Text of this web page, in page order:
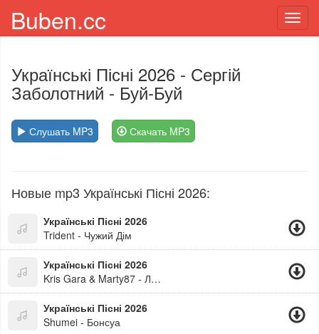
Buben.cc
Українські Пісні 2026 - Сергій
Заболотний - Буй-Буй
Слушать MP3 Скачать MP3
Новые mp3 Українські Пісні 2026:
Українські Пісні 2026
Trident - Чужий Дім
Українські Пісні 2026
Kris Gara & Marty87 - Любила
Українські Пісні 2026
Shumei - Бонсуа